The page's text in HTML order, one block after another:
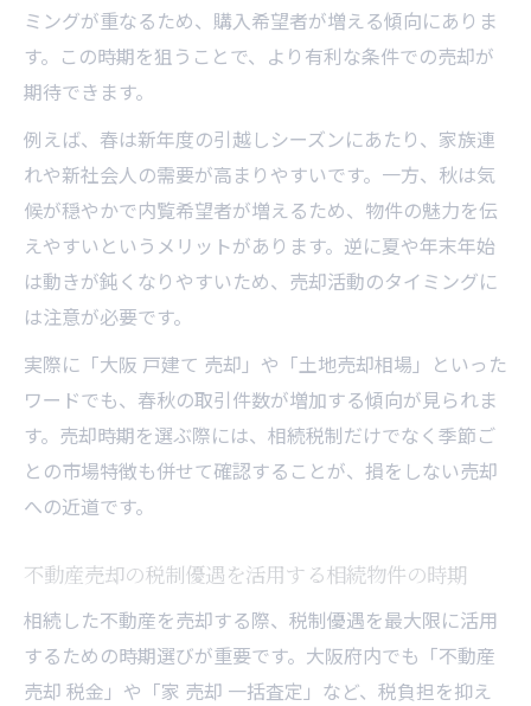
ミングが重なるため、購入希望者が増える傾向にありま
す。この時期を狙うことで、より有利な条件での売却が
期待できます。
例えば、春は新年度の引越しシーズンにあたり、家族連
れや新社会人の需要が高まりやすいです。一方、秋は気
候が穏やかで内覧希望者が増えるため、物件の魅力を伝
えやすいというメリットがあります。逆に夏や年末年始
は動きが鈍くなりやすいため、売却活動のタイミングに
は注意が必要です。
実際に「大阪 戸建て 売却」や「土地売却相場」といった
ワードでも、春秋の取引件数が増加する傾向が見られま
す。売却時期を選ぶ際には、相続税制だけでなく季節ご
との市場特徴も併せて確認することが、損をしない売却
への近道です。
不動産売却の税制優遇を活用する相続物件の時期
相続した不動産を売却する際、税制優遇を最大限に活用
するための時期選びが重要です。大阪府内でも「不動産
売却 税金」や「家 売却 一括査定」など、税負担を抑え